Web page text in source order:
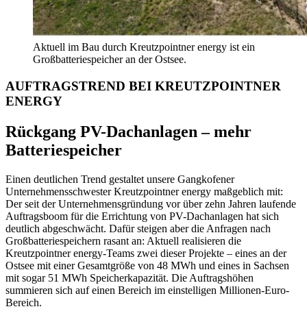
Aktuell im Bau durch Kreutzpointner energy ist ein
Großbatteriespeicher an der Ostsee.
AUFTRAGSTREND BEI KREUTZPOINTNER
ENERGY
Rückgang PV-Dachanlagen – mehr
Batteriespeicher
Einen deutlichen Trend gestaltet unsere Gangkofener
Unternehmensschwester Kreutzpointner energy maßgeblich mit:
Der seit der Unternehmensgründung vor über zehn Jahren laufende
Auftragsboom für die Errichtung von PV-Dachanlagen hat sich
deutlich abgeschwächt. Dafür steigen aber die Anfragen nach
Großbatteriespeichern rasant an: Aktuell realisieren die
Kreutzpointner energy-Teams zwei dieser Projekte – eines an der
Ostsee mit einer Gesamtgröße von 48 MWh und eines in Sachsen
mit sogar 51 MWh Speicherkapazität. Die Auftragshöhen
summieren sich auf einen Bereich im einstelligen Millionen-Euro-
Bereich.